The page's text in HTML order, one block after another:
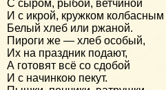
С сыром, рыбой, ветчиной
И с икрой, кружком колбасным
Белый хлеб или ржаной.
Пироги же — хлеб особый,
Их на праздник подают,
А готовят всё со сдобой
И с начинкою пекут.